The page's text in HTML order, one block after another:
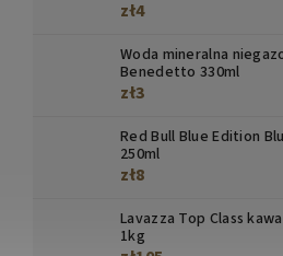
zł4
Woda mineralna
Benedetto 330ml
zł3
Red Bull Blue Edition
250ml
zł8
Lavazza Top Class
1kg